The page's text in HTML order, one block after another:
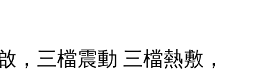
，三檔震動 三檔熱敷，